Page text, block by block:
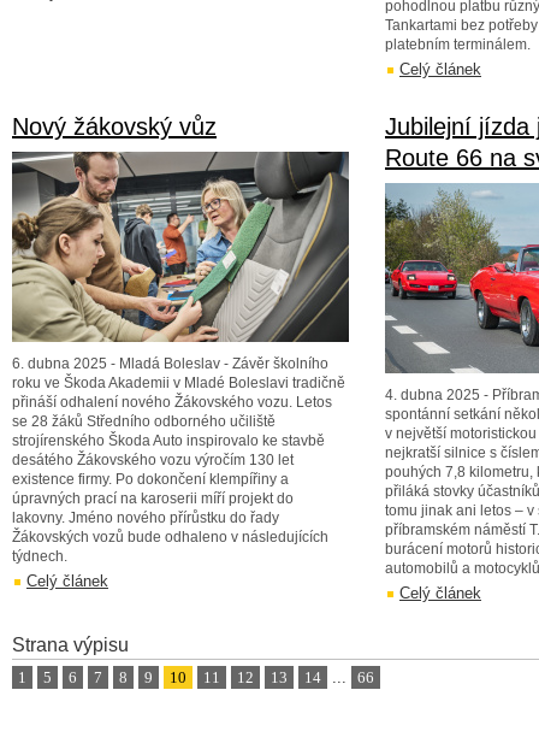
pohodlnou platbu
Tankartami bez
platebním terminálem.
Celý článek
Nový žákovský vůz
6. dubna 2025 - Mladá Boleslav - Závěr školního
roku ve Škoda Akademii v Mladé Boleslavi tradičně
přináší odhalení nového Žákovského vozu. Letos
se 28 žáků Středního odborného učiliště
strojírenského Škoda Auto inspirovalo ke stavbě
desátého Žákovského vozu výročím 130 let
existence firmy. Po dokončení klempířiny a
úpravných prací na karoserii míří projekt do
lakovny. Jméno nového přírůstku do řady
Žákovských vozů bude odhaleno v následujících
týdnech.
Celý článek
Jubilejní jízda
Route 66 na
4. dubna 2025 -
spontánní setkání
v největší
nejkratší silnice s
pouhých 7,8
přiláká stovky
tomu jinak ani letos –
příbramském náměstí
burácení motorů
automobilů a
Celý článek
Strana výpisu
1 5 6 7 8 9 10 11 12 13 14 ... 66